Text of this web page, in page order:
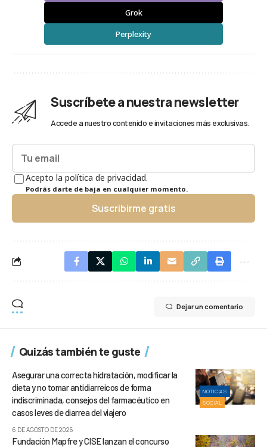
Grok
Perplexity
Suscríbete a nuestra newsletter
Accede a nuestro contenido e invitaciones más exclusivas.
Acepto la política de privacidad.
Podrás darte de baja en cualquier momento.
Suscribirme gratis
Dejar un comentario
Quizás también te guste
NOTICIAS
SOCIAL
Asegurar una correcta hidratación, modificar la
dieta y no tomar antidiarreicos de forma
indiscriminada, consejos del farmacéutico en
casos leves de diarrea del viajero
6 DE AGOSTO DE 2026
Fundación Mapfre y CISE lanzan el concurso